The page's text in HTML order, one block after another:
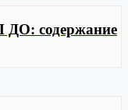
ДО: содержание